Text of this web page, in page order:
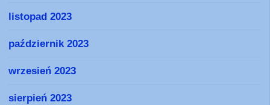
listopad 2023
październik 2023
wrzesień 2023
sierpień 2023